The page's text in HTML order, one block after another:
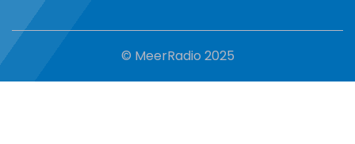
© MeerRadio 2025